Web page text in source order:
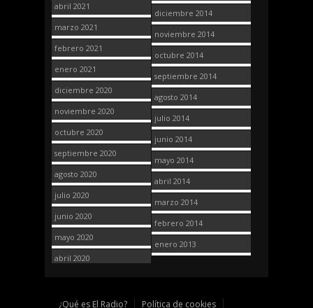
abril 2021
marzo 2021
febrero 2021
enero 2021
diciembre 2020
noviembre 2020
octubre 2020
septiembre 2020
agosto 2020
julio 2020
junio 2020
mayo 2020
abril 2020
diciembre 2014
noviembre 2014
octubre 2014
septiembre 2014
agosto 2014
julio 2014
junio 2014
mayo 2014
abril 2014
marzo 2014
febrero 2014
enero 2013
¿Qué es El Radio? Política de cookies